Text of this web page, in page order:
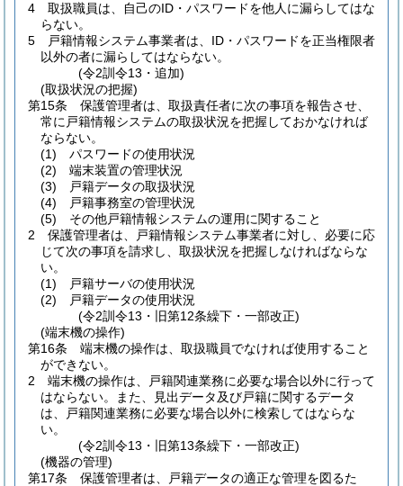
4
取扱職員は、自己のID・パスワードを他人に漏らしてはな
らない。
5
戸籍情報システム事業者は、ID・パスワードを正当権限者
以外の者に漏らしてはならない。
(令2訓令13・追加)
(取扱状況の把握)
第15条
保護管理者は、取扱責任者に次の事項を報告させ、
常に戸籍情報システムの取扱状況を把握しておかなければ
ならない。
(1)
パスワードの使用状況
(2)
端末装置の管理状況
(3)
戸籍データの取扱状況
(4)
戸籍事務室の管理状況
(5)
その他戸籍情報システムの運用に関すること
2
保護管理者は、戸籍情報システム事業者に対し、必要に応
じて次の事項を請求し、取扱状況を把握しなければならな
い。
(1)
戸籍サーバの使用状況
(2)
戸籍データの使用状況
(令2訓令13・旧第12条繰下・一部改正)
(端末機の操作)
第16条
端末機の操作は、取扱職員でなければ使用すること
ができない。
2
端末機の操作は、戸籍関連業務に必要な場合以外に行って
はならない。
また、見出データ及び戸籍に関するデータ
は、戸籍関連業務に必要な場合以外に検索してはならな
い。
(令2訓令13・旧第13条繰下・一部改正)
(機器の管理)
第17条
保護管理者は、戸籍データの適正な管理を図るた